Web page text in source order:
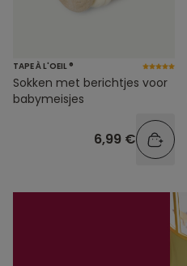
TAPE À L'OEIL ®
Sokken met berichtjes voor
babymeisjes
6,99 €